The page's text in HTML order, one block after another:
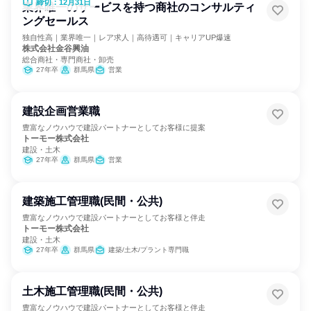
締切：12月31日
業界唯一のサービスを持つ商社のコンサルティ
ングセールス
独自性高｜業界唯一｜レア求人｜高待遇可｜キャリアUP爆速
株式会社金谷興油
総合商社・専門商社・卸売
27年卒 群馬県 営業
建設企画営業職
豊富なノウハウで建設パートナーとしてお客様に提案
トーモー株式会社
建設・土木
27年卒 群馬県 営業
建築施工管理職(民間・公共)
豊富なノウハウで建設パートナーとしてお客様と伴走
トーモー株式会社
建設・土木
27年卒 群馬県 建築/土木/プラント専門職
土木施工管理職(民間・公共)
豊富なノウハウで建設パートナーとしてお客様と伴走